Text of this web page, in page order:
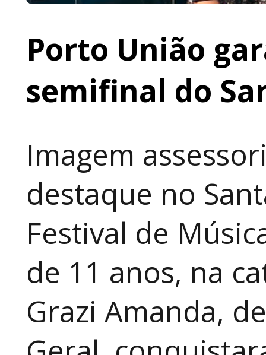
Porto União
semifinal do
Imagem
destaque no
Festival de
de 11 anos, na
Grazi Amanda,